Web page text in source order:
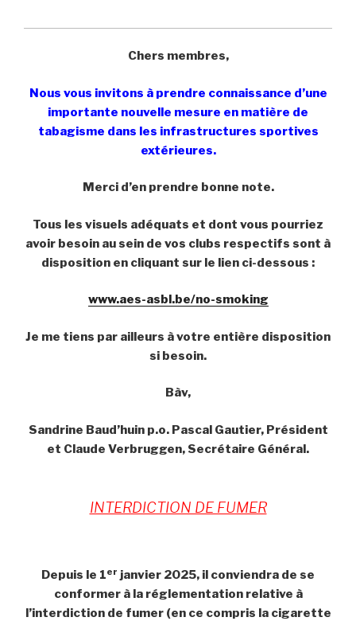
Chers membres,
Nous vous invitons à prendre connaissance d’une
importante nouvelle mesure en matière de
tabagisme dans les infrastructures sportives
extérieures.
Merci d’en prendre bonne note.
Tous les visuels adéquats et dont vous pourriez
avoir besoin au sein de vos clubs respectifs sont à
disposition en cliquant sur le lien ci-dessous :
www.aes-asbl.be/no-smoking
Je me tiens par ailleurs à votre entière disposition
si besoin.
Bàv,
Sandrine Baud’huin p.o. Pascal Gautier, Président
et Claude Verbruggen, Secrétaire Général.
INTERDICTION DE FUMER
Depuis le 1er janvier 2025, il conviendra de se
conformer à la réglementation relative à
l’interdiction de fumer (en ce compris la cigarette